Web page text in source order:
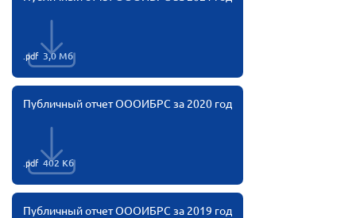
Конференция ОООИБРС 2022
Конференция ВСЭ 2021
Конференция ОООИБРС 2020
Документы съездов
Первый съезд
Второй съезд
Третий съезд
Четвертый съезд
.pdf 3,0 Мб
Публичный отчет ОООИБРС за 2020 год
.pdf 402 Кб
Публичный отчет ОООИБРС за 2019 год